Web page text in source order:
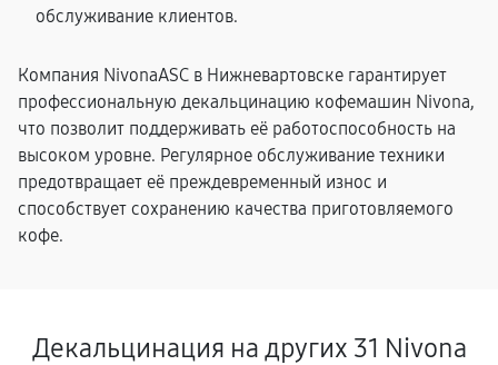
обслуживание клиентов.
Компания NivonaASC в Нижневартовске гарантирует
профессиональную декальцинацию кофемашин Nivona,
что позволит поддерживать её работоспособность на
высоком уровне. Регулярное обслуживание техники
предотвращает её преждевременный износ и
способствует сохранению качества приготовляемого
кофе.
Декальцинация на других 31 Nivona